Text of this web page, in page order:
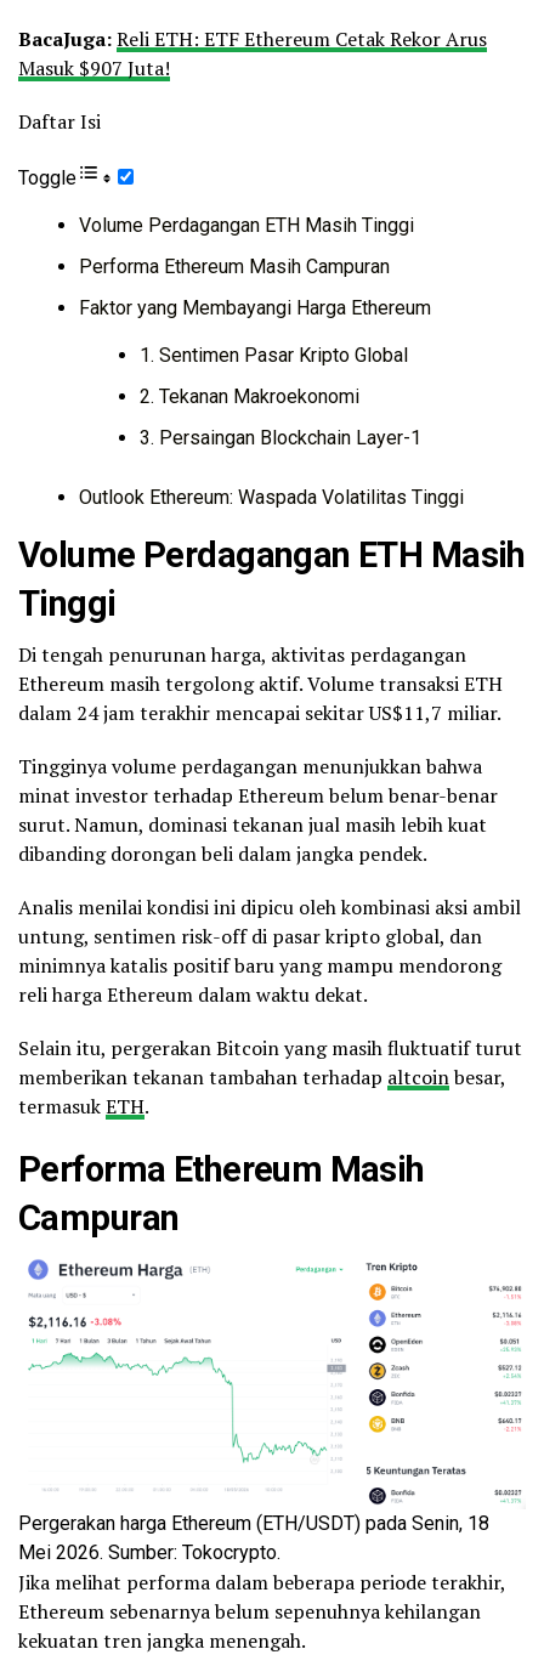
BacaJuga:Reli ETH: ETF Ethereum Cetak Rekor Arus
Masuk $907 Juta!
Daftar Isi
Toggle
Volume Perdagangan ETH Masih Tinggi
Performa Ethereum Masih Campuran
Faktor yang Membayangi Harga Ethereum
1. Sentimen Pasar Kripto Global
2. Tekanan Makroekonomi
3. Persaingan Blockchain Layer-1
Outlook Ethereum: Waspada Volatilitas Tinggi
Volume Perdagangan ETH Masih
Tinggi
Di tengah penurunan harga, aktivitas perdagangan
Ethereum masih tergolong aktif. Volume transaksi ETH
dalam 24 jam terakhir mencapai sekitar US$11,7 miliar.
Tingginya volume perdagangan menunjukkan bahwa
minat investor terhadap Ethereum belum benar-benar
surut. Namun, dominasi tekanan jual masih lebih kuat
dibanding dorongan beli dalam jangka pendek.
Analis menilai kondisi ini dipicu oleh kombinasi aksi ambil
untung, sentimen risk-off di pasar kripto global, dan
minimnya katalis positif baru yang mampu mendorong
reli harga Ethereum dalam waktu dekat.
Selain itu, pergerakan Bitcoin yang masih fluktuatif turut
memberikan tekanan tambahan terhadap altcoinbesar,
termasukETH.
Performa Ethereum Masih
Campuran
Pergerakan harga Ethereum (ETH/USDT) pada Senin, 18
Mei 2026. Sumber: Tokocrypto.
Jika melihat performa dalam beberapa periode terakhir,
Ethereum sebenarnya belum sepenuhnya kehilangan
kekuatan tren jangka menengah.